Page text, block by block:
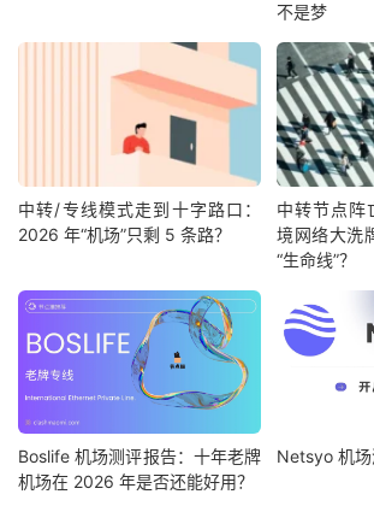
不是梦
中转/专线模式走到十字路口：
2026 年“机场”只剩 5 条路？
中转节点阵
境网络大洗
“生命线”？
Boslife 机场测评报告：十年老牌
机场在 2026 年是否还能好用？
Netsyo 机